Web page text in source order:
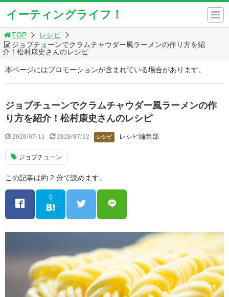
イーティングライフ！
TOP
レシピ
ジョブチューンでクラムチャウダー風ラーメンの作り方を紹
介！松村康史さんのレシピ
本ページにはプロモーションが含まれている場合があります。
ジョブチューンでクラムチャウダー風ラーメンの作
り方を紹介！松村康史さんのレシピ
2020/07/11 2020/07/12 レシピ レシピ編集部
ジョブチューン
この記事は約 2 分で読めます。
0